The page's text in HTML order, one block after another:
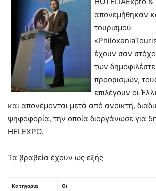
απονεμήθηκαν
τουρισμού
έχουν σαν
των
προορισμών,
επιλέγουν οι
και απονέμονται μετά από ανοικτή,
ψηφοφορία, την οποία διοργάνωσε για
HELEXPO.
Τα βραβεία έχουν ως εξής
Κατηγορία Οι